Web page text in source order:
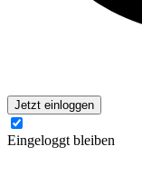
Jetzt einloggen
Eingeloggt bleiben